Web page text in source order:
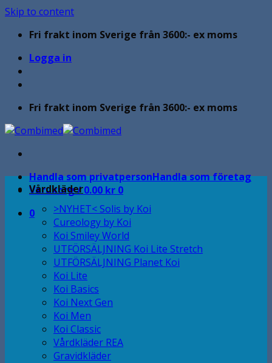
Skip to content
Fri frakt inom Sverige från 3600:- ex moms
Logga in
Fri frakt inom Sverige från 3600:- ex moms
Handla som privatpersonHandla som företag
Varukorg /0.00 kr 0
0
Vårdkläder
>NYHET< Solis by Koi
Cureology by Koi
Koi Smiley World
UTFÖRSÄLJNING Koi Lite Stretch
UTFÖRSÄLJNING Planet Koi
Koi Lite
Koi Basics
Koi Next Gen
Koi Men
Koi Classic
Vårdkläder REA
Gravidkläder